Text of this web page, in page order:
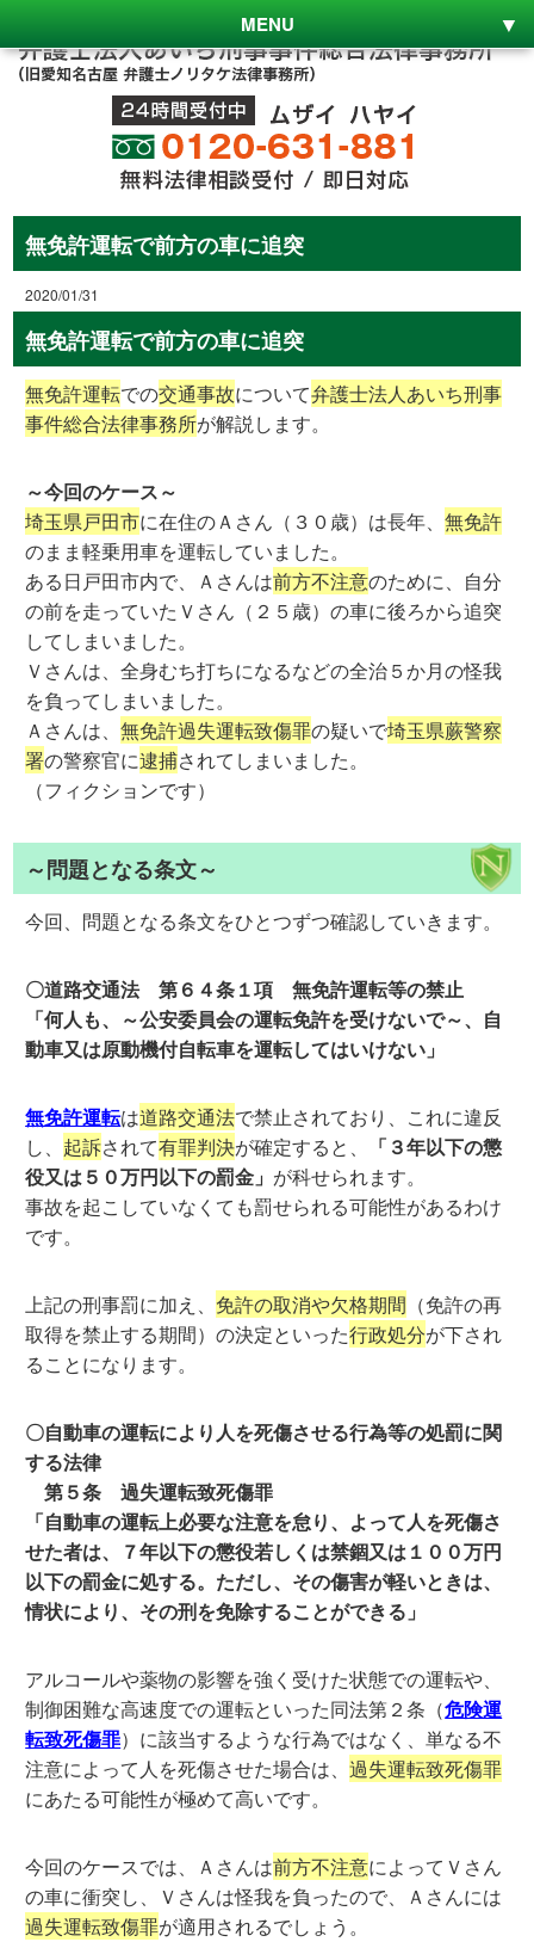
MENU
無免許運転で前方の車に追突
2020/01/31
無免許運転で前方の車に追突
無免許運転での交通事故について弁護士法人あいち刑事
事件総合法律事務所が解説します。
～今回のケース～
埼玉県戸田市に在住のＡさん（３０歳）は長年、無免許
のまま軽乗用車を運転していました。
ある日戸田市内で、Ａさんは前方不注意のために、自分
の前を走っていたＶさん（２５歳）の車に後ろから追突
してしまいました。
Ｖさんは、全身むち打ちになるなどの全治５か月の怪我
を負ってしまいました。
Ａさんは、無免許過失運転致傷罪の疑いで埼玉県蕨警察
署の警察官に逮捕されてしまいました。
（フィクションです）
～問題となる条文～
今回、問題となる条文をひとつずつ確認していきます。
〇道路交通法 第６４条１項 無免許運転等の禁止
「何人も、～公安委員会の運転免許を受けないで～、自
動車又は原動機付自転車を運転してはいけない」
無免許運転は道路交通法で禁止されており、これに違反
し、 起訴されて有罪判決が確定すると、
「３年以下の懲
役又は５０万円以下の罰金」 が科せられます。
事故を起こしていなくても罰せられる可能性があるわけ
です。
上記の刑事罰に加え、 免許の取消や欠格期間 （免許の再
取得を禁止する期間）の決定といった行政処分が下され
ることになります。
〇自動車の運転により人を死傷させる行為等の処罰に関
する法律
第５条 過失運転致死傷罪
「自動車の運転上必要な注意を怠り、よって人を死傷さ
せた者は、７年以下の懲役若しくは禁錮又は１００万円
以下の罰金に処する。ただし、その傷害が軽いときは、
情状により、その刑を免除することができる」
アルコールや薬物の影響を強く受けた状態での運転や、
制御困難な高速度での運転といった同法第２条（危険運
転致死傷罪）に該当するような行為ではなく、単なる不
注意によって人を死傷させた場合は、過失運転致死傷罪
にあたる可能性が極めて高いです。
今回のケースでは、Ａさんは前方不注意によってＶさん
の車に衝突し、Ｖさんは怪我を負ったので、Ａさんには
過失運転致傷罪が適用されるでしょう。